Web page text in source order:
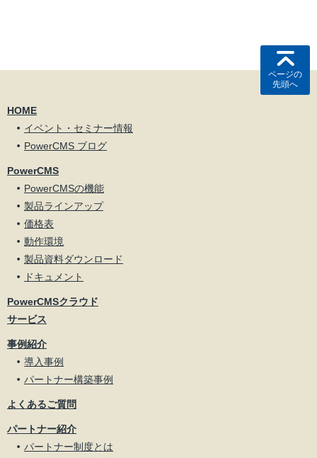
ページの
先頭へ
HOME
イベント・セミナー情報
PowerCMS ブログ
PowerCMS
PowerCMSの機能
製品ラインアップ
価格表
動作環境
製品資料ダウンロード
ドキュメント
PowerCMSクラウド
サービス
事例紹介
導入事例
パートナー構築事例
よくあるご質問
パートナー紹介
パートナー制度とは